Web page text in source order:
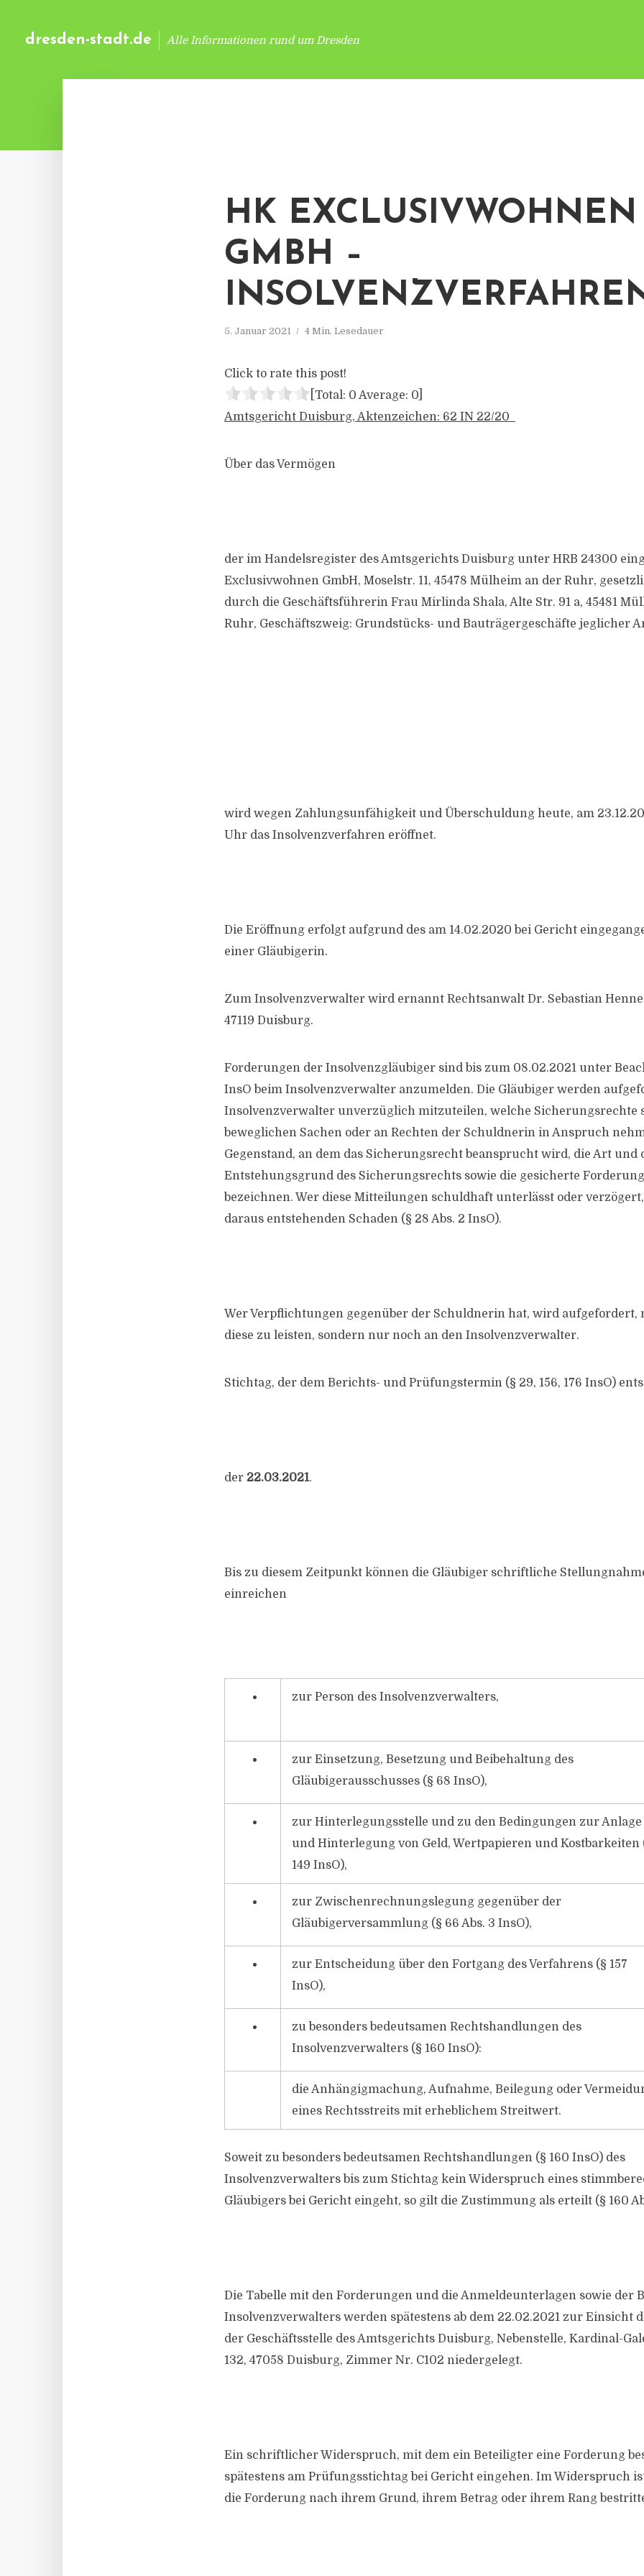
dresden-stadt.de Alle Informationen rund um Dresden
HK EXCLUSIVWOHNEN
GMBH –
5. Januar 2021 4 Min. Lesedauer
Click to rate this post!
[Total: 0 Average: 0
Amtsgericht Duisburg, Aktenzeichen: 62 IN 22/20
Über das Vermögen
der im Handelsregister des Amtsgerichts Duisburg unter HRB 24300
Exclusivwohnen GmbH, Moselstr. 11, 45478 Mülheim an der Ruhr,
durch die Geschäftsführerin Frau Mirlinda Shala, Alte Str. 91 a, 45481
Ruhr, Geschäftszweig: Grundstücks- und Bauträgergeschäfte jeglicher
wird wegen Zahlungsunfähigkeit und Überschuldung heute, am
Uhr das Insolvenzverfahren eröffnet.
Die Eröffnung erfolgt aufgrund des am 14.02.2020 bei Gericht
einer Gläubigerin.
Zum Insolvenzverwalter wird ernannt Rechtsanwalt Dr. Sebastian
47119 Duisburg.
Forderungen der Insolvenzgläubiger sind bis zum 08.02.2021 unter
InsO beim Insolvenzverwalter anzumelden. Die Gläubiger werden
Insolvenzverwalter unverzüglich mitzuteilen, welche Sicherungsrechte
beweglichen Sachen oder an Rechten der Schuldnerin in Anspruch
Gegenstand, an dem das Sicherungsrecht beansprucht wird, die Art und
Entstehungsgrund des Sicherungsrechts sowie die gesicherte
bezeichnen. Wer diese Mitteilungen schuldhaft unterlässt oder
daraus entstehenden Schaden (§ 28 Abs. 2 InsO).
Wer Verpflichtungen gegenüber der Schuldnerin hat, wird aufgefordert,
diese zu leisten, sondern nur noch an den Insolvenzverwalter.
Stichtag, der dem Berichts- und Prüfungstermin (§ 29, 156, 176 InsO)
der 22.03.2021.
Bis zu diesem Zeitpunkt können die Gläubiger schriftliche
einreichen
zur Person des Insolvenzverwalters,
zur Einsetzung, Besetzung und Beibehaltung des
Gläubigerausschusses (§ 68 InsO),
zur Hinterlegungsstelle und zu den Bedingungen zur Anlage
und Hinterlegung von Geld, Wertpapieren und Kostbarkeiten
149 InsO),
zur Zwischenrechnungslegung gegenüber der
Gläubigerversammlung (§ 66 Abs. 3 InsO),
zur Entscheidung über den Fortgang des Verfahrens (§ 157
InsO),
zu besonders bedeutsamen Rechtshandlungen des
Insolvenzverwalters (§ 160 InsO):
die Anhängigmachung, Aufnahme, Beilegung oder
eines Rechtsstreits mit erheblichem Streitwert.
Soweit zu besonders bedeutsamen Rechtshandlungen (§ 160 InsO) des
Insolvenzverwalters bis zum Stichtag kein Widerspruch eines
Gläubigers bei Gericht eingeht, so gilt die Zustimmung als erteilt (§ 160
Die Tabelle mit den Forderungen und die Anmeldeunterlagen sowie der
Insolvenzverwalters werden spätestens ab dem 22.02.2021 zur Einsicht
der Geschäftsstelle des Amtsgerichts Duisburg, Nebenstelle, Kardinal-
132, 47058 Duisburg, Zimmer Nr. C102 niedergelegt.
Ein schriftlicher Widerspruch, mit dem ein Beteiligter eine Forderung
spätestens am Prüfungsstichtag bei Gericht eingehen. Im Widerspruch
die Forderung nach ihrem Grund, ihrem Betrag oder ihrem Rang